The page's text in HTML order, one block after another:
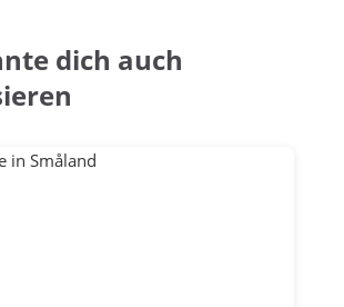
dich auch